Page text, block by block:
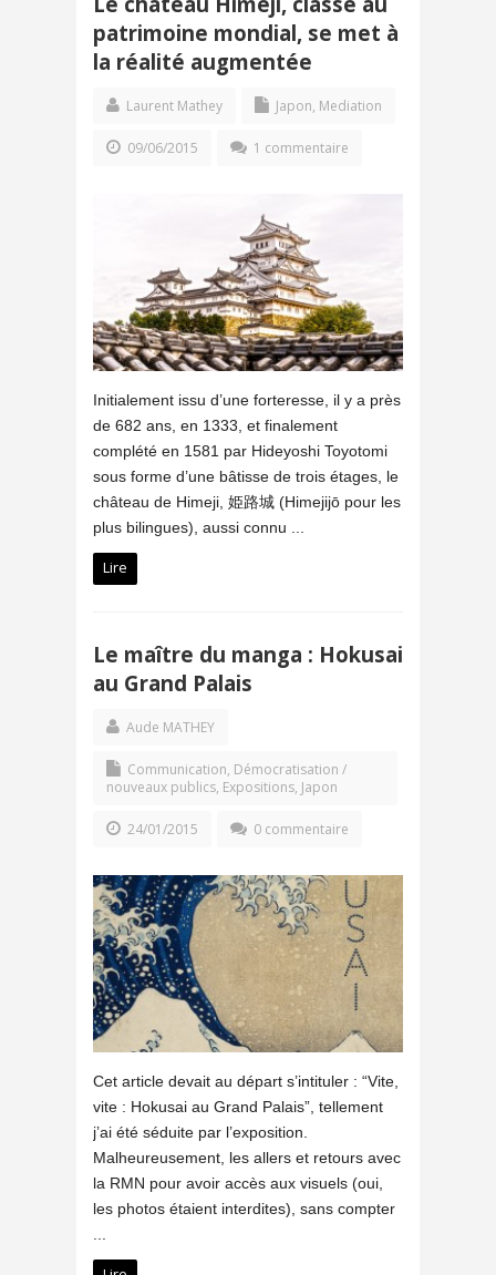
patrimoine mondial, se met à
la réalité augmentée
Laurent Mathey Japon, Mediation
09/06/2015 1 commentaire
Initialement issu d’une forteresse, il y a près
de 682 ans, en 1333, et finalement
complété en 1581 par Hideyoshi Toyotomi
sous forme d’une bâtisse de trois étages, le
château de Himeji, 姫路城 (Himejijō pour les
plus bilingues), aussi connu ...
Lire
Le maître du manga : Hokusai
au Grand Palais
Aude MATHEY
Communication, Démocratisation /
nouveaux publics, Expositions, Japon
24/01/2015 0 commentaire
Cet article devait au départ s’intituler : “Vite,
vite : Hokusai au Grand Palais”, tellement
j’ai été séduite par l’exposition.
Malheureusement, les allers et retours avec
la RMN pour avoir accès aux visuels (oui,
les photos étaient interdites), sans compter